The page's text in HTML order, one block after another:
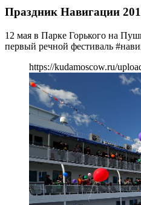
Праздник Навигации
12 мая в Парке Горького на
первый речной фестиваль
https://kudamoscow.ru/